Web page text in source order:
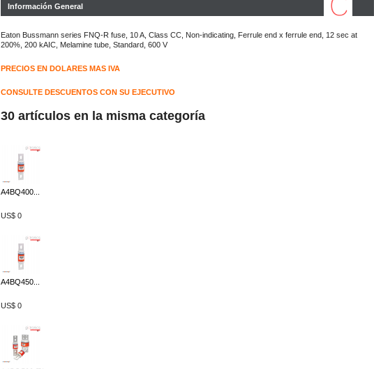
Información General
Eaton Bussmann series FNQ-R fuse, 10 A, Class CC, Non-indicating, Ferrule end x ferrule end, 12 sec at
200%, 200 kAIC, Melamine tube, Standard, 600 V
PRECIOS EN DOLARES MAS IVA
CONSULTE DESCUENTOS CON SU EJECUTIVO
30 artículos en la misma categoría
A4BQ400...
US$ 0
A4BQ450...
US$ 0